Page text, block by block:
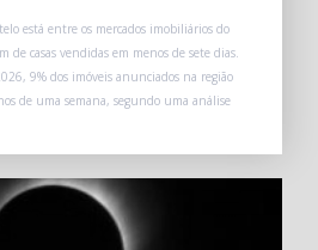
está entre os mercados imobiliários do
de casas vendidas em menos de sete dias.
9% dos imóveis anunciados na região
de uma semana, segundo uma análise